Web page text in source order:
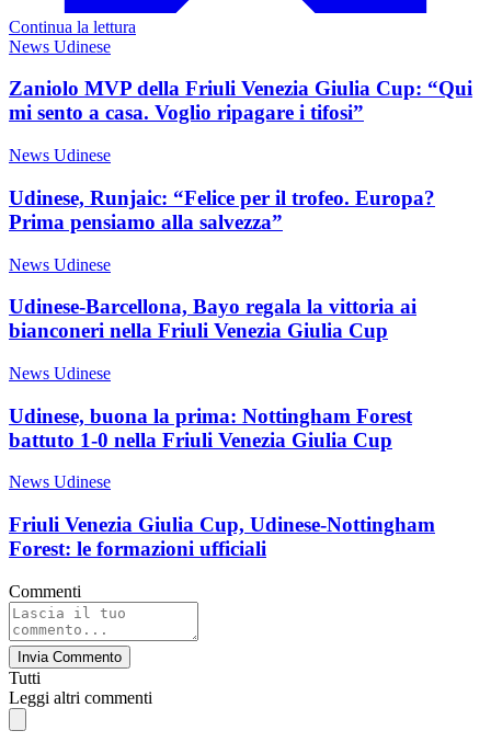
Continua la lettura
News Udinese
Zaniolo MVP della Friuli Venezia Giulia Cup: “Qui
mi sento a casa. Voglio ripagare i tifosi”
News Udinese
Udinese, Runjaic: “Felice per il trofeo. Europa?
Prima pensiamo alla salvezza”
News Udinese
Udinese-Barcellona, Bayo regala la vittoria ai
bianconeri nella Friuli Venezia Giulia Cup
News Udinese
Udinese, buona la prima: Nottingham Forest
battuto 1-0 nella Friuli Venezia Giulia Cup
News Udinese
Friuli Venezia Giulia Cup, Udinese-Nottingham
Forest: le formazioni ufficiali
Commenti
Invia Commento
Tutti
Leggi altri commenti